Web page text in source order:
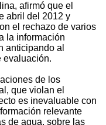
afirmó que el
abril del 2012 y
el rechazo de varios
la información
anticipando al
evaluación.
de los
que violan el
es inevaluable con
relevante
de agua, sobre las